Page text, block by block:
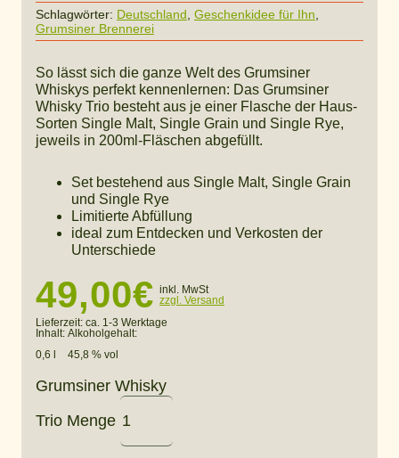
Schlagwörter: Deutschland Geschenkidee für Ihn
Grumsiner Brennerei
So lässt sich die ganze Welt des Grumsiner
Whiskys perfekt kennenlernen: Das Grumsiner
Whisky Trio besteht aus je einer Flasche der Haus-
Sorten Single Malt, Single Grain und Single Rye,
jeweils in 200ml-Fläschen abgefüllt.
Set bestehend aus Single Malt, Single Grain
und Single Rye
Limitierte Abfüllung
ideal zum Entdecken und Verkosten der
Unterschiede
49,00€ inkl. MwSt
zzgl. Versand
Lieferzeit: ca. 1-3 Werktage
Inhalt:
0,6 l
Alkoholgehalt:
45,8 % vol
Grumsiner Whisky
Trio Menge